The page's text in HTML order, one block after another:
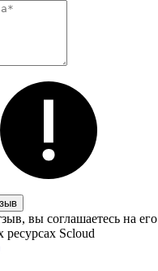
вы соглашаетесь на
Scloud